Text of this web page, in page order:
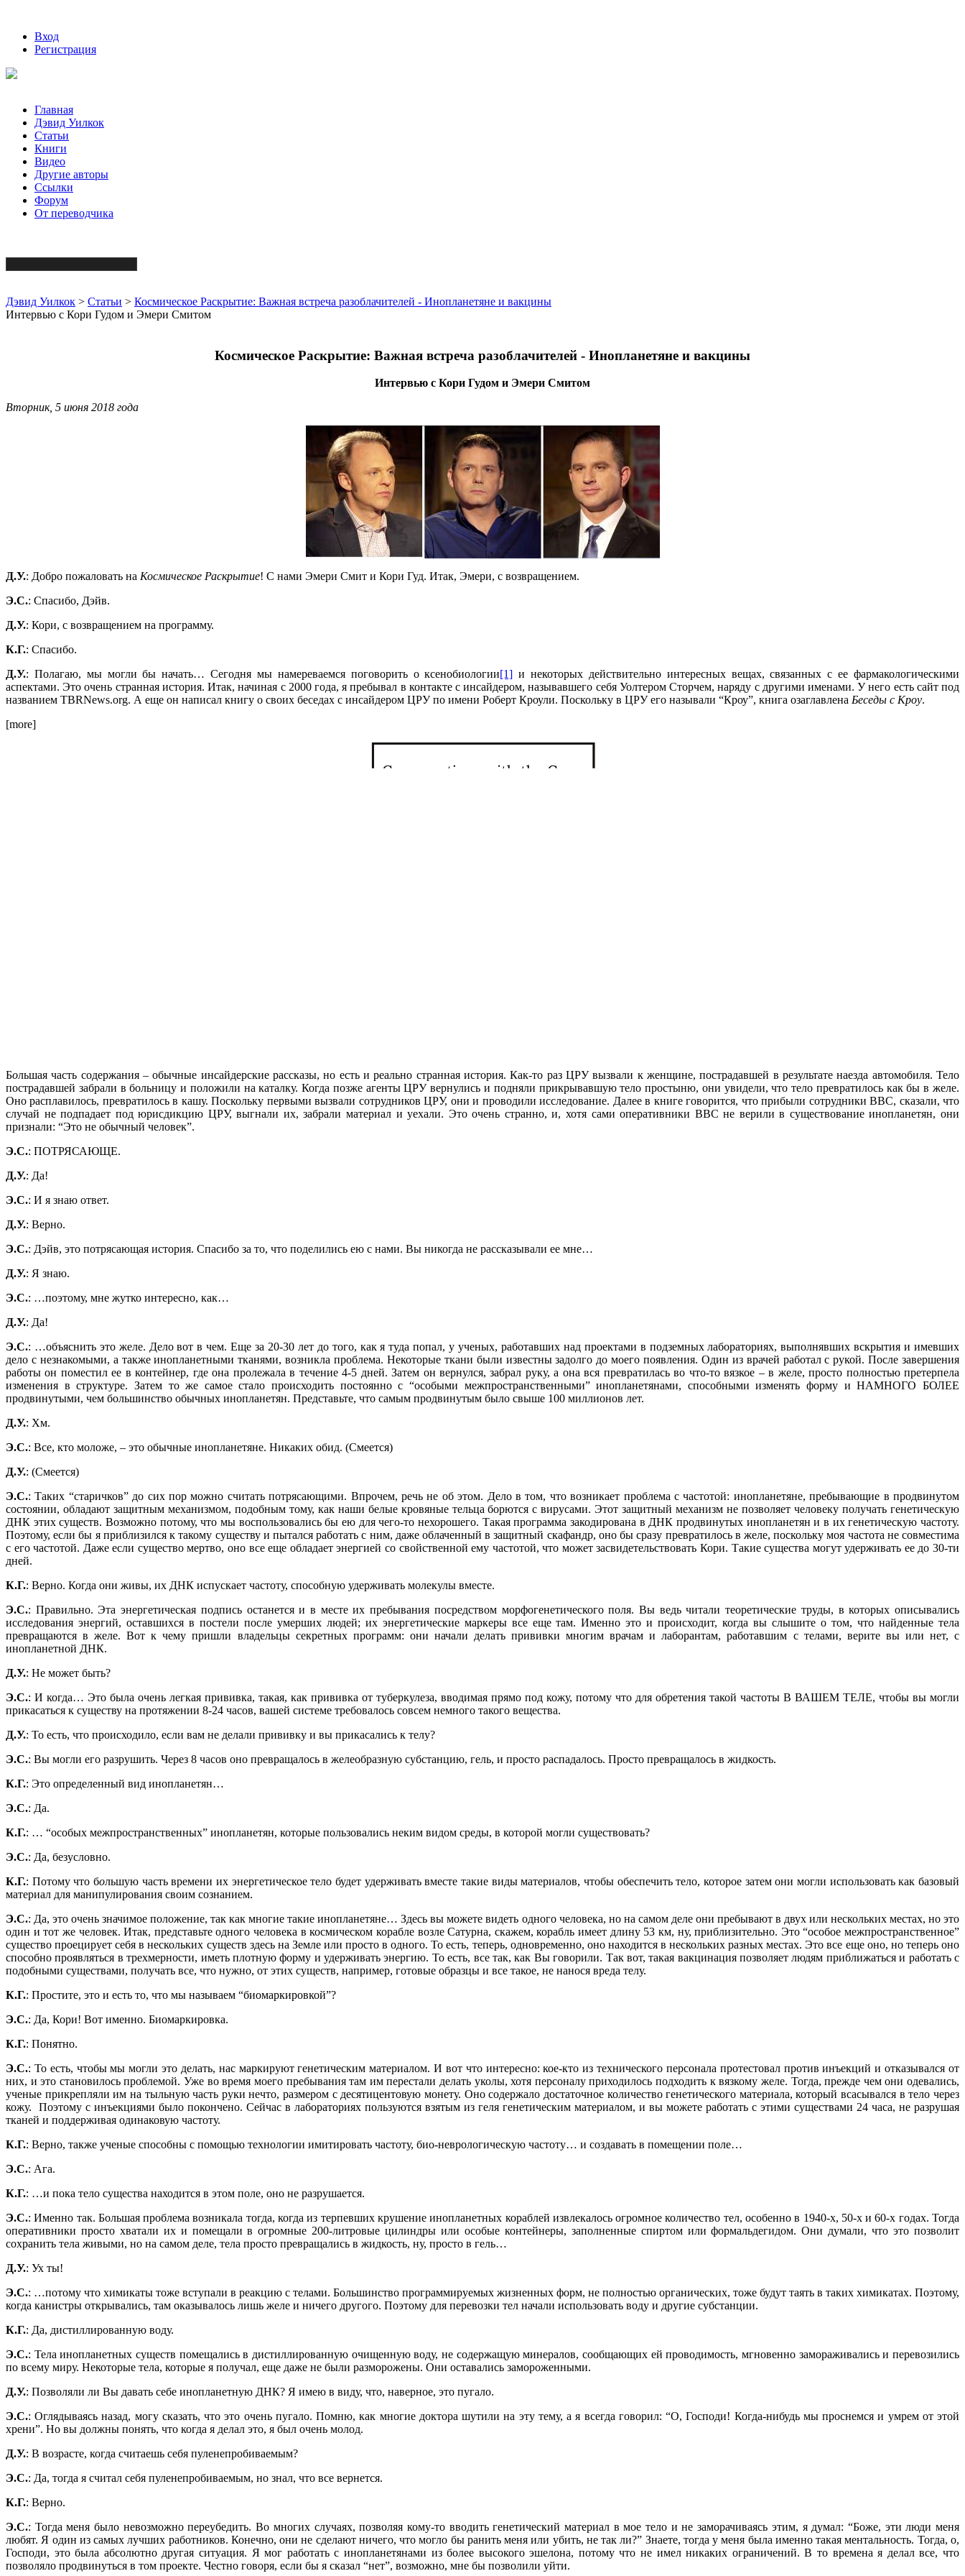
Вход
Регистрация
Главная
Дэвид Уилкок
Статьи
Книги
Видео
Другие авторы
Ссылки
Форум
От переводчика
Дэвид Уилкок > Статьи > Космическое Раскрытие: Важная встреча разоблачителей - Инопланетяне и вакцины
Интервью с Кори Гудом и Эмери Смитом
Космическое Раскрытие: Важная встреча разоблачителей - Инопланетяне и вакцины
Интервью с Кори Гудом и Эмери Смитом
Вторник, 5 июня 2018 года
Д.У.: Добро пожаловать на Космическое Раскрытие! С нами Эмери Смит и Кори Гуд. Итак, Эмери, с возвращением.
Э.С.: Спасибо, Дэйв.
Д.У.: Кори, с возвращением на программу.
К.Г.: Спасибо.
Д.У.: Полагаю, мы могли бы начать… Сегодня мы намереваемся поговорить о ксенобиологии[1] и некоторых действительно интересных вещах, связанных с ее фармакологическими
аспектами. Это очень странная история. Итак, начиная с 2000 года, я пребывал в контакте с инсайдером, называвшего себя Уолтером Сторчем, наряду с другими именами. У него есть сайт под
названием TBRNews.org. А еще он написал книгу о своих беседах с инсайдером ЦРУ по имени Роберт Кроули. Поскольку в ЦРУ его называли “Кроу”, книга озаглавлена Беседы с Кроу.
[more]
Большая часть содержания – обычные инсайдерские рассказы, но есть и реально странная история. Как-то раз ЦРУ вызвали к женщине, пострадавшей в результате наезда автомобиля. Тело
пострадавшей забрали в больницу и положили на каталку. Когда позже агенты ЦРУ вернулись и подняли прикрывавшую тело простыню, они увидели, что тело превратилось как бы в желе.
Оно расплавилось, превратилось в кашу. Поскольку первыми вызвали сотрудников ЦРУ, они и проводили исследование. Далее в книге говорится, что прибыли сотрудники ВВС, сказали, что
случай не подпадает под юрисдикцию ЦРУ, выгнали их, забрали материал и уехали. Это очень странно, и, хотя сами оперативники ВВС не верили в существование инопланетян, они
признали: “Это не обычный человек”.
Э.С.: ПОТРЯСАЮЩЕ.
Д.У.: Да!
Э.С.: И я знаю ответ.
Д.У.: Верно.
Э.С.: Дэйв, это потрясающая история. Спасибо за то, что поделились ею с нами. Вы никогда не рассказывали ее мне…
Д.У.: Я знаю.
Э.С.: …поэтому, мне жутко интересно, как…
Д.У.: Да!
Э.С.: …объяснить это желе. Дело вот в чем. Еще за 20-30 лет до того, как я туда попал, у ученых, работавших над проектами в подземных лабораториях, выполнявших вскрытия и имевших
дело с незнакомыми, а также инопланетными тканями, возникла проблема. Некоторые ткани были известны задолго до моего появления. Один из врачей работал с рукой. После завершения
работы он поместил ее в контейнер, где она пролежала в течение 4-5 дней. Затем он вернулся, забрал руку, а она вся превратилась во что-то вязкое – в желе, просто полностью претерпела
изменения в структуре. Затем то же самое стало происходить постоянно с “особыми межпространственными” инопланетянами, способными изменять форму и НАМНОГО БОЛЕЕ
продвинутыми, чем большинство обычных инопланетян. Представьте, что самым продвинутым было свыше 100 миллионов лет.
Д.У.: Хм.
Э.С.: Все, кто моложе, – это обычные инопланетяне. Никаких обид. (Смеется)
Д.У.: (Смеется)
Э.С.: Таких “старичков” до сих пор можно считать потрясающими. Впрочем, речь не об этом. Дело в том, что возникает проблема с частотой: инопланетяне, пребывающие в продвинутом
состоянии, обладают защитным механизмом, подобным тому, как наши белые кровяные тельца борются с вирусами. Этот защитный механизм не позволяет человеку получать генетическую
ДНК этих существ. Возможно потому, что мы воспользовались бы ею для чего-то нехорошего. Такая программа закодирована в ДНК продвинутых инопланетян и в их генетическую частоту.
Поэтому, если бы я приблизился к такому существу и пытался работать с ним, даже облаченный в защитный скафандр, оно бы сразу превратилось в желе, поскольку моя частота не совместима
с его частотой. Даже если существо мертво, оно все еще обладает энергией со свойственной ему частотой, что может засвидетельствовать Кори. Такие существа могут удерживать ее до 30-ти
дней.
К.Г.: Верно. Когда они живы, их ДНК испускает частоту, способную удерживать молекулы вместе.
Э.С.: Правильно. Эта энергетическая подпись останется и в месте их пребывания посредством морфогенетического поля. Вы ведь читали теоретические труды, в которых описывались
исследования энергий, оставшихся в постели после умерших людей; их энергетические маркеры все еще там. Именно это и происходит, когда вы слышите о том, что найденные тела
превращаются в желе. Вот к чему пришли владельцы секретных программ: они начали делать прививки многим врачам и лаборантам, работавшим с телами, верите вы или нет, с
инопланетной ДНК.
Д.У.: Не может быть?
Э.С.: И когда… Это была очень легкая прививка, такая, как прививка от туберкулеза, вводимая прямо под кожу, потому что для обретения такой частоты В ВАШЕМ ТЕЛЕ, чтобы вы могли
прикасаться к существу на протяжении 8-24 часов, вашей системе требовалось совсем немного такого вещества.
Д.У.: То есть, что происходило, если вам не делали прививку и вы прикасались к телу?
Э.С.: Вы могли его разрушить. Через 8 часов оно превращалось в желеобразную субстанцию, гель, и просто распадалось. Просто превращалось в жидкость.
К.Г.: Это определенный вид инопланетян…
Э.С.: Да.
К.Г.: … “особых межпространственных” инопланетян, которые пользовались неким видом среды, в которой могли существовать?
Э.С.: Да, безусловно.
К.Г.: Потому что большую часть времени их энергетическое тело будет удерживать вместе такие виды материалов, чтобы обеспечить тело, которое затем они могли использовать как базовый
материал для манипулирования своим сознанием.
Э.С.: Да, это очень значимое положение, так как многие такие инопланетяне… Здесь вы можете видеть одного человека, но на самом деле они пребывают в двух или нескольких местах, но это
один и тот же человек. Итак, представьте одного человека в космическом корабле возле Сатурна, скажем, корабль имеет длину 53 км, ну, приблизительно. Это “особое межпространственное”
существо проецирует себя в нескольких существ здесь на Земле или просто в одного. То есть, теперь, одновременно, оно находится в нескольких разных местах. Это все еще оно, но теперь оно
способно проявляться в трехмерности, иметь плотную форму и удерживать энергию. То есть, все так, как Вы говорили. Так вот, такая вакцинация позволяет людям приближаться и работать с
подобными существами, получать все, что нужно, от этих существ, например, готовые образцы и все такое, не нанося вреда телу.
К.Г.: Простите, это и есть то, что мы называем “биомаркировкой”?
Э.С.: Да, Кори! Вот именно. Биомаркировка.
К.Г.: Понятно.
Э.С.: То есть, чтобы мы могли это делать, нас маркируют генетическим материалом. И вот что интересно: кое-кто из технического персонала протестовал против инъекций и отказывался от
них, и это становилось проблемой. Уже во время моего пребывания там им перестали делать уколы, хотя персоналу приходилось подходить к вязкому желе. Тогда, прежде чем они одевались,
ученые прикрепляли им на тыльную часть руки нечто, размером с десятицентовую монету. Оно содержало достаточное количество генетического материала, который всасывался в тело через
кожу. Поэтому с инъекциями было покончено. Сейчас в лабораториях пользуются взятым из геля генетическим материалом, и вы можете работать с этими существами 24 часа, не разрушая
тканей и поддерживая одинаковую частоту.
К.Г.: Верно, также ученые способны с помощью технологии имитировать частоту, био-неврологическую частоту… и создавать в помещении поле…
Э.С.: Ага.
К.Г.: …и пока тело существа находится в этом поле, оно не разрушается.
Э.С.: Именно так. Большая проблема возникала тогда, когда из терпевших крушение инопланетных кораблей извлекалось огромное количество тел, особенно в 1940-х, 50-х и 60-х годах. Тогда
оперативники просто хватали их и помещали в огромные 200-литровые цилиндры или особые контейнеры, заполненные спиртом или формальдегидом. Они думали, что это позволит
сохранить тела живыми, но на самом деле, тела просто превращались в жидкость, ну, просто в гель…
Д.У.: Ух ты!
Э.С.: …потому что химикаты тоже вступали в реакцию с телами. Большинство программируемых жизненных форм, не полностью органических, тоже будут таять в таких химикатах. Поэтому,
когда канистры открывались, там оказывалось лишь желе и ничего другого. Поэтому для перевозки тел начали использовать воду и другие субстанции.
К.Г.: Да, дистиллированную воду.
Э.С.: Тела инопланетных существ помещались в дистиллированную очищенную воду, не содержащую минералов, сообщающих ей проводимость, мгновенно замораживались и перевозились
по всему миру. Некоторые тела, которые я получал, еще даже не были разморожены. Они оставались замороженными.
Д.У.: Позволяли ли Вы давать себе инопланетную ДНК? Я имею в виду, что, наверное, это пугало.
Э.С.: Оглядываясь назад, могу сказать, что это очень пугало. Помню, как многие доктора шутили на эту тему, а я всегда говорил: “О, Господи! Когда-нибудь мы проснемся и умрем от этой
хрени”. Но вы должны понять, что когда я делал это, я был очень молод.
Д.У.: В возрасте, когда считаешь себя пуленепробиваемым?
Э.С.: Да, тогда я считал себя пуленепробиваемым, но знал, что все вернется.
К.Г.: Верно.
Э.С.: Тогда меня было невозможно переубедить. Во многих случаях, позволяя кому-то вводить генетический материал в мое тело и не заморачиваясь этим, я думал: “Боже, эти люди меня
любят. Я один из самых лучших работников. Конечно, они не сделают ничего, что могло бы ранить меня или убить, не так ли?” Знаете, тогда у меня была именно такая ментальность. Тогда, о,
Господи, это была абсолютно другая ситуация. Я мог работать с инопланетянами из более высокого эшелона, потому что не имел никаких ограничений. В то времена я делал все, что
позволяло продвинуться в том проекте. Честно говоря, если бы я сказал “нет”, возможно, мне бы позволили уйти.